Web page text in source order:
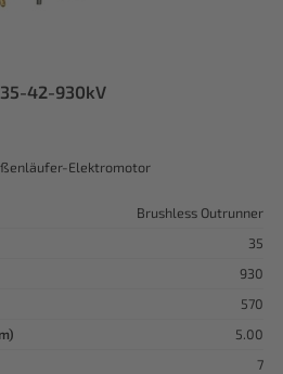
42-930kV
Elektromotor
Brushless Outrunner
35
930
570
5.00
7